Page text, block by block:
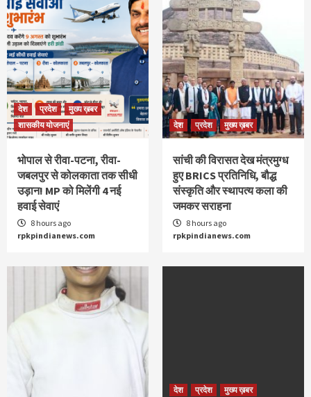
देश प्रदेश
मुख्य ख़बर
शासकीय योजनाएं
भोपाल से रीवा-पटना, रीवा-
जबलपुर से कोलकाता तक सीधी
उड़ान! MP को मिलेंगी 4 नई
हवाई सेवाएं
8 hours ago
rpkpindianews.com
देश प्रदेश मुख्य ख़बर
सांची की विरासत देख मंत्रमुग्ध
हुए BRICS प्रतिनिधि, बौद्ध
संस्कृति और स्थापत्य कला की
जमकर सराहना
8 hours ago
rpkpindianews.com
देश प्रदेश
मुख्य ख़बर